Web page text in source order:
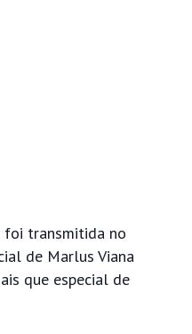
transmitida no
de Marlus Viana
que especial de